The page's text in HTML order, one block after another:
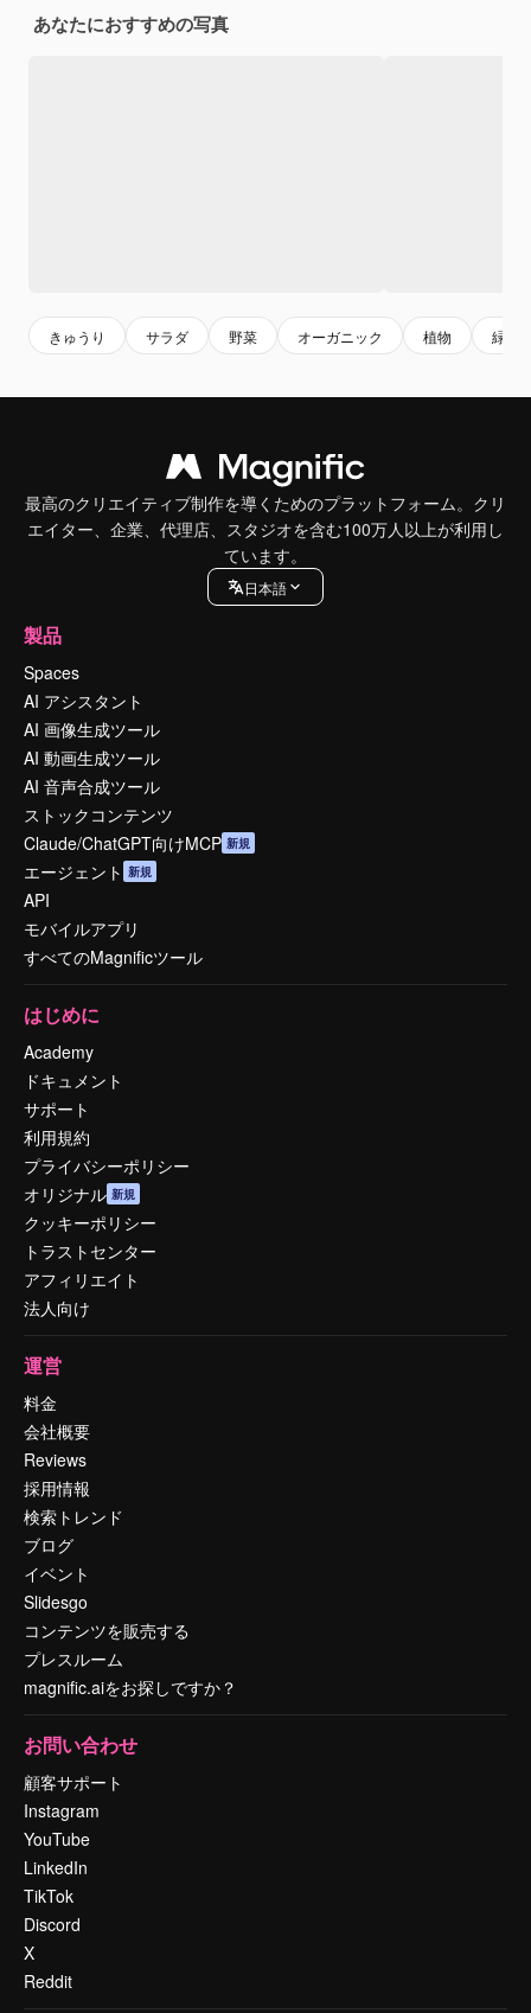
あなたにおすすめの写真
きゅうり サラダ 野菜 オーガニック 植物 緑
最高のクリエイティブ制作を導くためのプラットフォーム。クリ
エイター、企業、代理店、スタジオを含む100万人以上が利用し
ています。
日本語
製品
Spaces
AI アシスタント
AI 画像生成ツール
AI 動画生成ツール
AI 音声合成ツール
ストックコンテンツ
Claude/ChatGPT向けMCP 新規
エージェント 新規
API
モバイルアプリ
すべてのMagnificツール
はじめに
Academy
ドキュメント
サポート
利用規約
プライバシーポリシー
オリジナル 新規
クッキーポリシー
トラストセンター
アフィリエイト
法人向け
運営
料金
会社概要
Reviews
採用情報
検索トレンド
ブログ
イベント
Slidesgo
コンテンツを販売する
プレスルーム
magnific.aiをお探しですか？
お問い合わせ
顧客サポート
Instagram
YouTube
LinkedIn
TikTok
Discord
X
Reddit